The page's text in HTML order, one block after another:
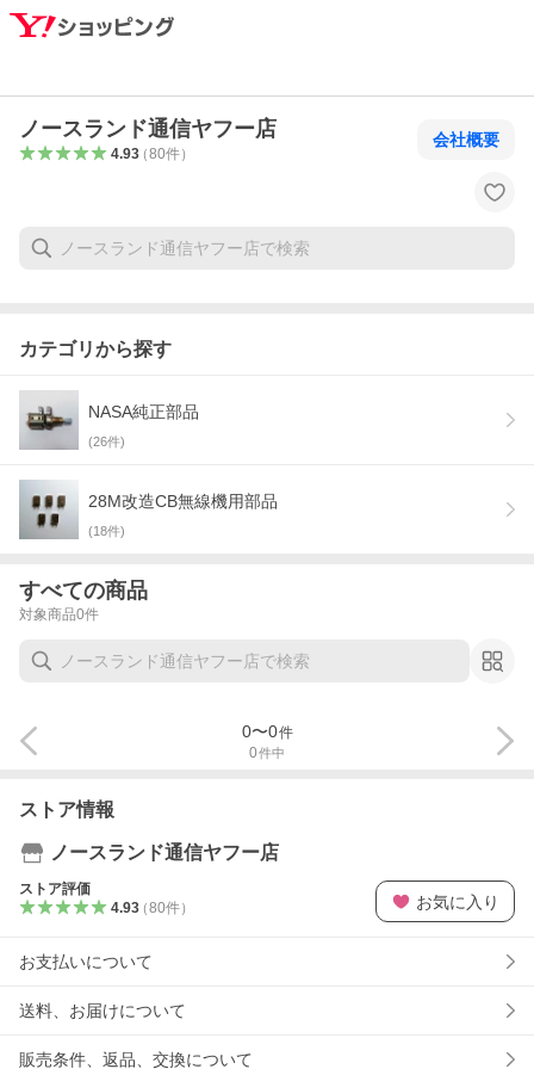
ノースランド通信ヤフー店
4.93（80件）
会社概要
カテゴリから探す
NASA純正部品
(26件)
28M改造CB無線機用部品
(18件)
すべての商品
対象商品0件
0件中
0〜0件
ストア情報
ノースランド通信ヤフー店
ストア評価
4.93（80件） お気に入り
お支払いについて
送料、お届けについて
販売条件、返品、交換について